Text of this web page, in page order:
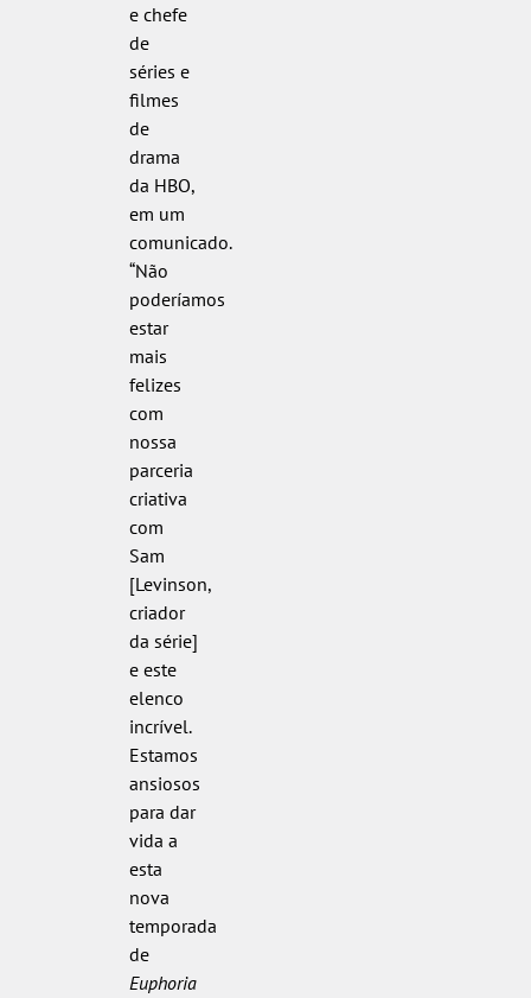
e chefe
de
séries e
filmes
de
drama
da HBO,
em um
comunicado.
“Não
poderíamos
estar
mais
felizes
com
nossa
parceria
criativa
com
Sam
[Levinson,
criador
da série]
e este
elenco
incrível.
Estamos
ansiosos
para dar
vida a
esta
nova
temporada
de
Euphoria